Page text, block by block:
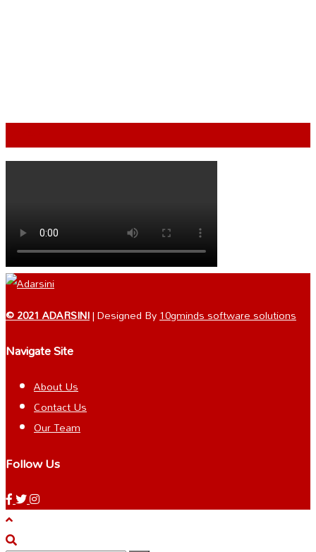
© 2021 ADARSINI| Designed By10gminds software solutions
Navigate Site
About Us
Contact Us
Our Team
Follow Us